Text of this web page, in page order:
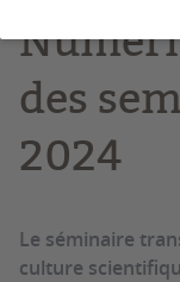
des
2024
Le séminaire
culture